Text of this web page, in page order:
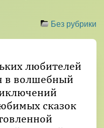
Без рубрики
любителей
в волшебный
сказок